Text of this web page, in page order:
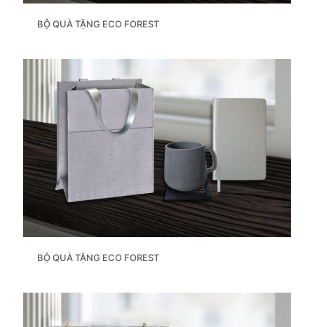
BỘ QUÀ TẶNG ECO FOREST
BỘ QUÀ TẶNG ECO FOREST